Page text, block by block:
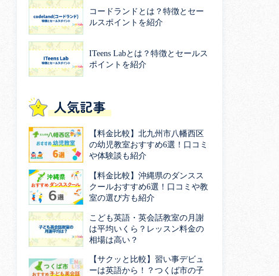
コードランドとは？特徴とセー
ルスポイントを紹介
ITeens Labとは？特徴とセールス
ポイントを紹介
人気記事
【料金比較】北九州市八幡西区
の幼児教室おすすめ6選！口コミ
や体験談も紹介
【料金比較】沖縄県のダンスス
クールおすすめ6選！口コミや教
室の選び方も紹介
こども英語・英会話教室の月謝
は平均いくら？レッスン料金の
相場は高い？
【サクッと比較】習い事デビュ
ーは英語から！？つくば市の子